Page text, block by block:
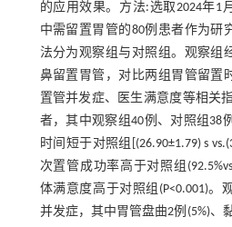
的应用效果。方法:选取2024年1
中需留置胃管的80例患者作为研
法分为观察组与对照组。观察组
鼻留置胃管，对比两组胃管留置
置管并发症、医生满意度等相关
者，其中观察组40例、对照组38
时间短于对照组[(26.90±1.79) s
次置管成功率高于对照组
体满意度高于对照组(P<0.001)。
并发症，其中胃管盘曲2例(5%)、